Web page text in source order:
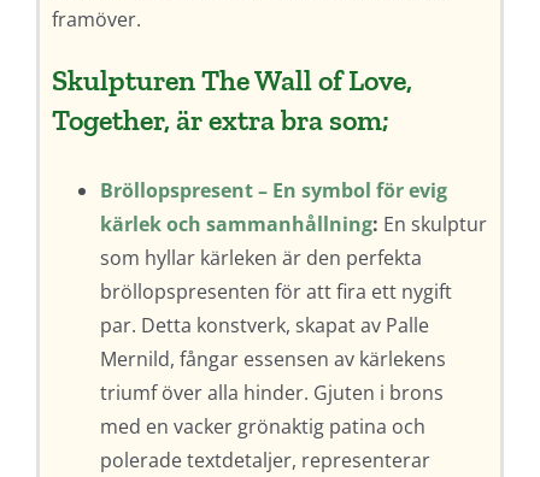
framöver.
Skulpturen The Wall of Love,
Together, är extra bra som;
Bröllopspresent – En symbol för evig
kärlek och sammanhållning: En skulptur
som hyllar kärleken är den perfekta
bröllopspresenten för att fira ett nygift
par. Detta konstverk, skapat av Palle
Mernild, fångar essensen av kärlekens
triumf över alla hinder. Gjuten i brons
med en vacker grönaktig patina och
polerade textdetaljer, representerar